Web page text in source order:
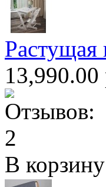
Растущая
13,990.00
В корзину